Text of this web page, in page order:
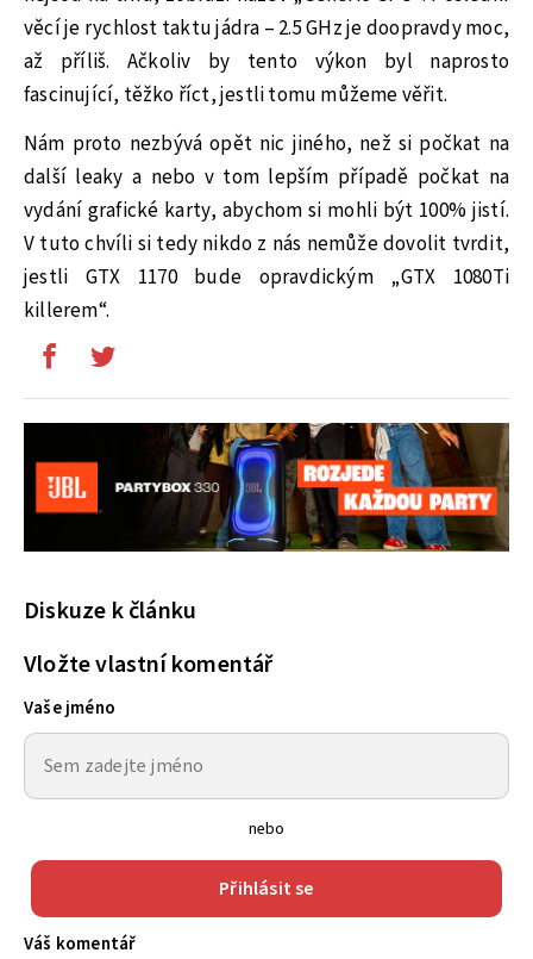
věcí je rychlost taktu jádra – 2.5 GHz je doopravdy moc,
až příliš. Ačkoliv by tento výkon byl naprosto
fascinující, těžko říct, jestli tomu můžeme věřit.
Nám proto nezbývá opět nic jiného, než si počkat na
další leaky a nebo v tom lepším případě počkat na
vydání grafické karty, abychom si mohli být 100% jistí.
V tuto chvíli si tedy nikdo z nás nemůže dovolit tvrdit,
jestli GTX 1170 bude opravdickým „GTX 1080Ti
killerem“.
Diskuze k článku
Vložte vlastní komentář
Vaše jméno
nebo
Přihlásit se
Váš komentář